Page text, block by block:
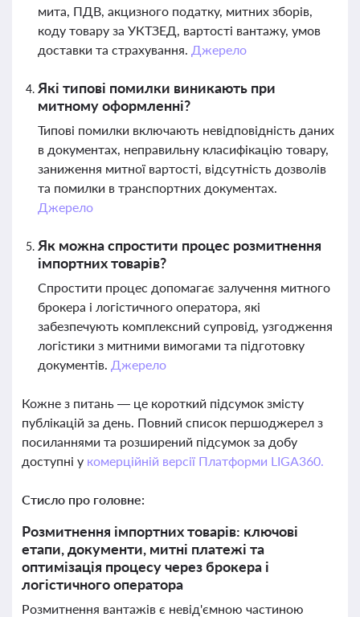
мита, ПДВ, акцизного податку, митних зборів,
коду товару за УКТЗЕД, вартості вантажу, умов
доставки та страхування. Джерело
Які типові помилки виникають при
митному оформленні?
Типові помилки включають невідповідність даних
в документах, неправильну класифікацію товару,
заниження митної вартості, відсутність дозволів
та помилки в транспортних документах.
Джерело
Як можна спростити процес розмитнення
імпортних товарів?
Спростити процес допомагає залучення митного
брокера і логістичного оператора, які
забезпечують комплексний супровід, узгодження
логістики з митними вимогами та підготовку
документів. Джерело
Кожне з питань — це короткий підсумок змісту
публікацій за день. Повний список першоджерел з
посиланнями та розширений підсумок за добу
доступні у комерційній версії Платформи LIGA360.
Стисло про головне:
Розмитнення імпортних товарів: ключові
етапи, документи, митні платежі та
оптимізація процесу через брокера і
логістичного оператора
Розмитнення вантажів є невід'ємною частиною